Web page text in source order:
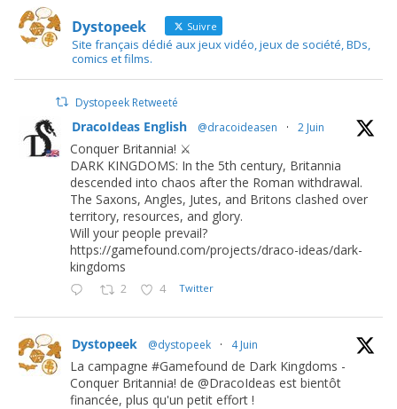
Dystopeek Suivre
Site français dédié aux jeux vidéo, jeux de société, BDs,
comics et films.
Dystopeek Retweeté
DracoIdeas English @dracoideasen · 2 Juin
Conquer Britannia! ⚔️
DARK KINGDOMS: In the 5th century, Britannia
descended into chaos after the Roman withdrawal.
The Saxons, Angles, Jutes, and Britons clashed over
territory, resources, and glory.
Will your people prevail?
https://gamefound.com/projects/draco-ideas/dark-
kingdoms
2 4 Twitter
Dystopeek @dystopeek · 4 Juin
La campagne #Gamefound de Dark Kingdoms -
Conquer Britannia! de @DracoIdeas est bientôt
financée, plus qu'un petit effort !